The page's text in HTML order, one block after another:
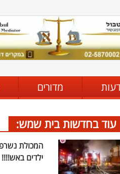
מדורים
עוד בחדשות בית שמש:
המכולת
ילדים באש!!!!